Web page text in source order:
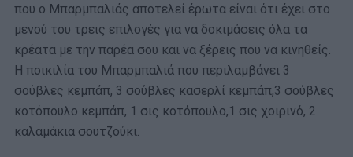
που ο Μπαρμπαλιάς αποτελεί έρωτα είναι ότι έχει στο
μενού του τρεις επιλογές για να δοκιμάσεις όλα τα
κρέατα με την παρέα σου και να ξέρεις που να κινηθείς.
Η ποικιλία του Μπαρμπαλιά που περιλαμβάνει 3
σούβλες κεμπάπ, 3 σούβλες κασερλί κεμπάπ,3 σούβλες
κοτόπουλο κεμπάπ, 1 σις κοτόπουλο,1 σις χοιρινό, 2
καλαμάκια σουτζούκι.